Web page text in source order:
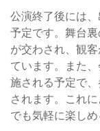
公演終了後には
予定です。舞台
が交わされ、観
ています。また
施される予定で
されます。これ
でも気軽に楽し